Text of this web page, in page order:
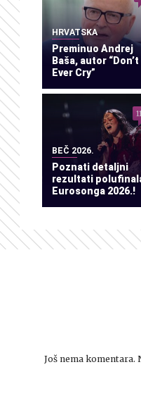
HRVATSKA
Preminuo Andrej
Baša, autor “Don’t
Ever Cry”
BEČ 2026.
Poznati detaljni
rezultati
Eurosonga 2026.!
11
Još nema komentara.